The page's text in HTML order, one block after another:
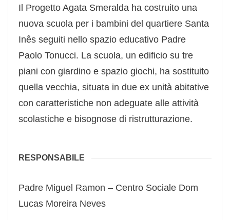
Il Progetto Agata Smeralda ha costruito una
nuova scuola per i bambini del quartiere Santa
Inês seguiti nello spazio educativo Padre
Paolo Tonucci. La scuola, un edificio su tre
piani con giardino e spazio giochi, ha sostituito
quella vecchia, situata in due ex unità abitative
con caratteristiche non adeguate alle attività
scolastiche e bisognose di ristrutturazione.
RESPONSABILE
Padre Miguel Ramon – Centro Sociale Dom
Lucas Moreira Neves